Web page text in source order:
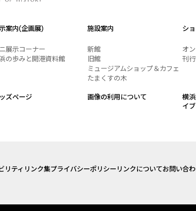
案内(企画展)
展示コーナー
の歩みと開港資料館
施設案内
新館
旧館
ミュージアムショップ＆カフェ
たまくすの木
シ
オ
刊
ズページ 画像の利用について
横
イ
リティ リンク集プライバシーポリシー リンクについてお問い合